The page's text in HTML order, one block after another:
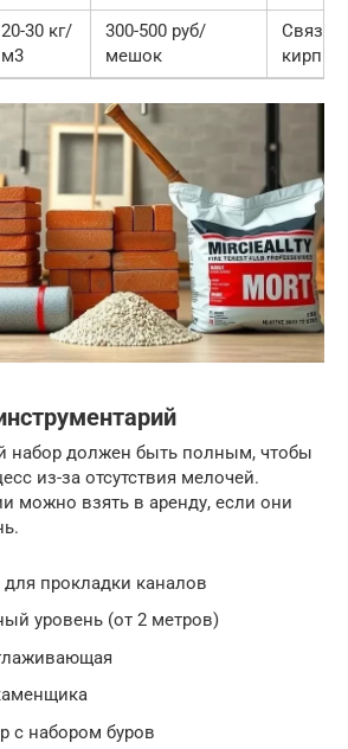
20-30 кг/
м3
300-500 руб/
мешок
набор должен быть полным, чтобы
из-за отсутствия мелочей.
можно взять в аренду, если они
прокладки каналов
уровень (от 2 метров)
с набором буров